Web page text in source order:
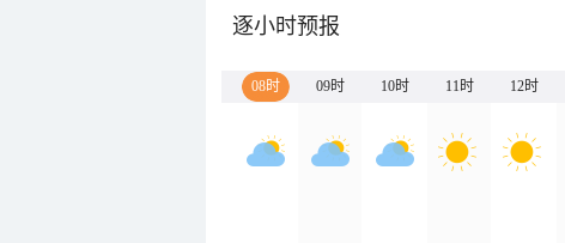
逐小时预报
08时 09时 10时 11时 12时